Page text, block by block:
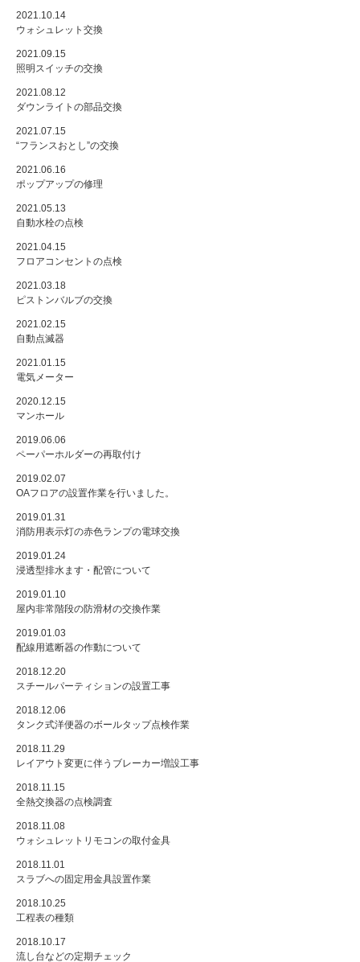
2021.10.14
ウォシュレット交換
2021.09.15
照明スイッチの交換
2021.08.12
ダウンライトの部品交換
2021.07.15
“フランスおとし”の交換
2021.06.16
ポップアップの修理
2021.05.13
自動水栓の点検
2021.04.15
フロアコンセントの点検
2021.03.18
ピストンバルブの交換
2021.02.15
自動点滅器
2021.01.15
電気メーター
2020.12.15
マンホール
2019.06.06
ペーパーホルダーの再取付け
2019.02.07
OAフロアの設置作業を行いました。
2019.01.31
消防用表示灯の赤色ランプの電球交換
2019.01.24
浸透型排水ます・配管について
2019.01.10
屋内非常階段の防滑材の交換作業
2019.01.03
配線用遮断器の作動について
2018.12.20
スチールパーティションの設置工事
2018.12.06
タンク式洋便器のボールタップ点検作業
2018.11.29
レイアウト変更に伴うブレーカー増設工事
2018.11.15
全熱交換器の点検調査
2018.11.08
ウォシュレットリモコンの取付金具
2018.11.01
スラブへの固定用金具設置作業
2018.10.25
工程表の種類
2018.10.17
流し台などの定期チェック